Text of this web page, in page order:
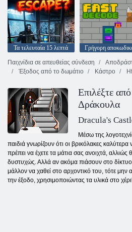
Τα τελευταία 15 λεπτά
Παιχνίδια σε απευθείας σύνδεση
Έξοδος από το δωμάτιο
Κάστρο
Επιλέξτε
Δράκουλα
Dracula's
Μέσω της
παιδιά γνωρίζουν ότι οι βρικόλακες
πρέπει να έχετε τα μάτια σας ανοιχτά,
δυστυχώς. Αλλά αν ακόμα πιάσουν στο δίκτυο
μάλλον να χαθεί στο αρχοντικό του, τότε μην
την έξοδο, χρησιμοποιώντας τα υλικά στο